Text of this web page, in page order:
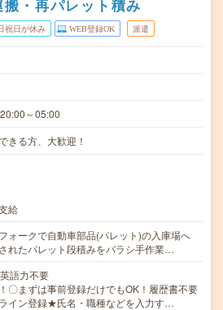
・再パレット積み
祝日が休み WEB登録OK 派遣
～05:00
きる方、大歓迎！
給
ォークで自動車部品(パレット)の入庫場へ
れたパレット段積みをバラシ手作業…
語力不要
〇まずは事前登録だけでもOK！履歴書不要
イン登録★氏名・職種などを入力す…